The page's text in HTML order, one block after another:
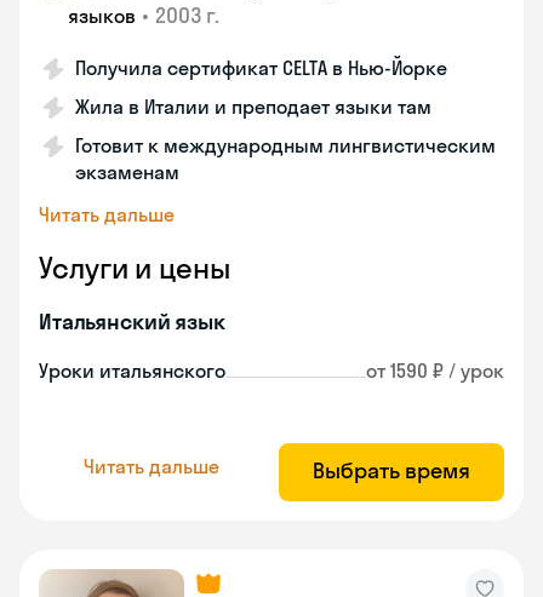
языков • 2003 г.
Получила сертификат CELTA в Нью-Йорке
Жила в Италии и преподает языки там
Готовит к международным лингвистическим
экзаменам
Читать дальше
Услуги и цены
Итальянский язык
Уроки итальянского от 1590 ₽ / урок
Читать дальше Выбрать время